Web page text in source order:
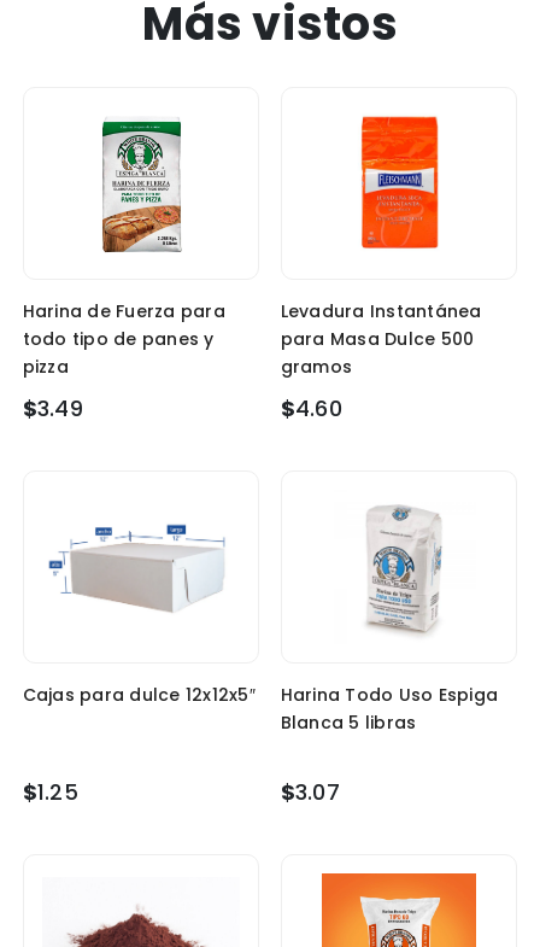
Más vistos
Harina de Fuerza para
todo tipo de panes y
pizza
$3.49
Levadura Instantánea
para Masa Dulce 500
gramos
$4.60
Cajas para dulce 12x12x5″
$1.25
Harina Todo Uso Espiga
Blanca 5 libras
$3.07